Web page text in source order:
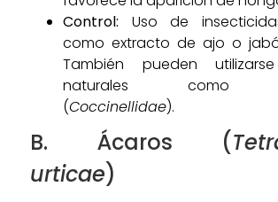
Control: Uso de
como extracto de ajo o
También pueden
naturales como
(Coccinellidae).
B. Ácaros (
urticae)